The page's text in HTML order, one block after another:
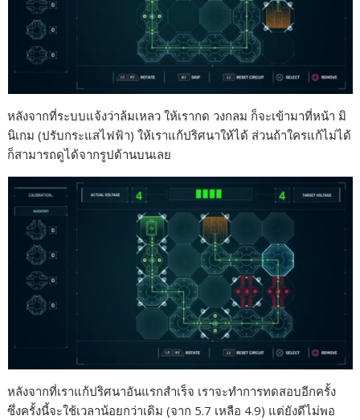
หลังจากที่ระบบแจ้งว่าล้มเหลว ให้เรากด วงกลม ก็จะเข้ามาที่หน้า มิ
นิเกม (ปรับกระแสไฟฟ้า) ให้เราแก้ปริศนาให้ได้ ส่วนถ้าใครแก้ไม่ได้
ก็สามารถดูได้จากรูปด้านบนเลย
หลังจากที่เราแก้ปริศนาอันแรกสำเร็จ เราจะทำการทดสอบอีกครั้ง
ซึ่งครั้งนี้จะใช้เวลาน้อยกว่าเดิม (จาก 5.7 เหลือ 4.9) แต่ยังดีไม่พอ